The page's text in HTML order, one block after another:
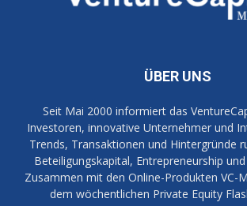
ÜBER UNS
Seit Mai 2000 informiert das
Investoren, innovative Unternehmer und
Trends, Transaktionen und Hintergründe
Beteiligungskapital, Entrepreneurship
Zusammen mit den Online-Produkten VC-
dem wöchentlichen Private Equity